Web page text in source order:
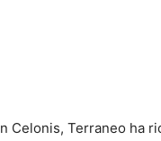
Celonis, Terraneo ha